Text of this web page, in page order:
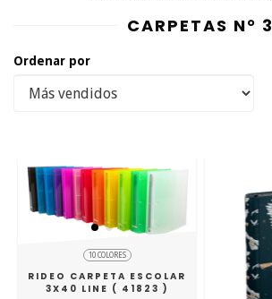
CARPETAS N° 3
Ordenar por
10 COLORES
RIDEO CARPETA ESCOLAR
3X40 LINE ( 41823 )